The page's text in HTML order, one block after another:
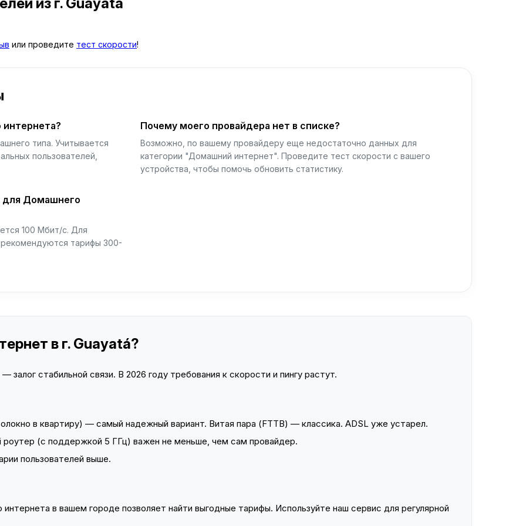
или проведите тест скорости!
типа. Учитывается
пользователей,
Почему моего провайдера нет в списке?
Возможно, по вашему провайдеру еще недостаточно данных для
категории "Домашний интернет". Проведите тест скорости с вашего
устройства, чтобы помочь обновить статистику.
для Домашнего
100 Мбит/с. Для
тарифы 300-
в г. Guayatá?
стабильной связи. В 2026 году требования к скорости и пингу растут.
в квартиру) — самый надежный вариант. Витая пара (FTTB) — классика. ADSL уже устарел.
(с поддержкой 5 ГГц) важен не меньше, чем сам провайдер.
пользователей выше.
в вашем городе позволяет найти выгодные тарифы. Используйте наш сервис для регулярной